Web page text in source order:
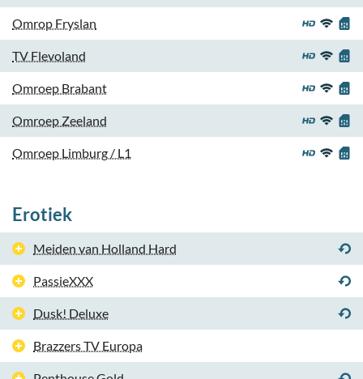
Omrop Fryslan
TV Flevoland
Omroep Brabant
Omroep Zeeland
Omroep Limburg / L1
Erotiek
Meiden van Holland Hard
PassieXXX
Dusk! Deluxe
Brazzers TV Europa